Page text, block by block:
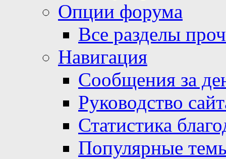
Опции форума
Все разделы
Навигация
Сообщения за
Руководство
Статистика
Популярные